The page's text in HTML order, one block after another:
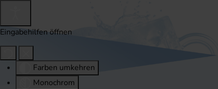
Eingabehilfen öffnen
Farben umkehren
Monochrom